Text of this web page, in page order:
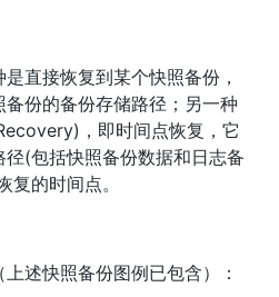
直接恢复到某个快照备份，
份的备份存储路径；另一种
，即时间点恢复，它
(包括快照备份数据和日志备
的时间点。
述快照备份图例已包含）：